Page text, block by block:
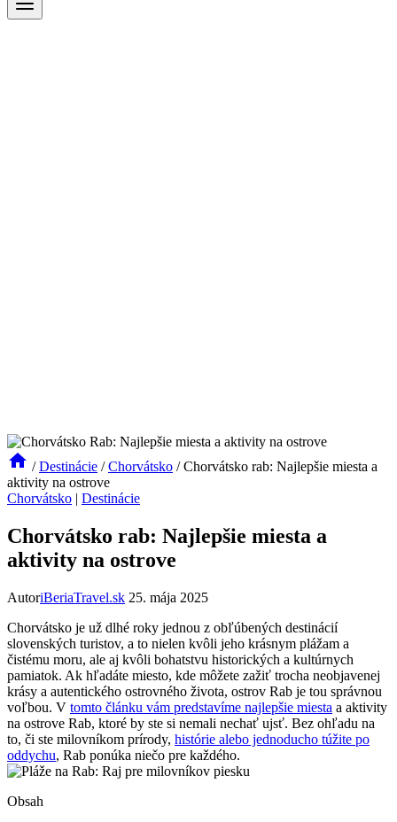
/ Destinácie / Chorvátsko / Chorvátsko rab: Najlepšie miesta a
aktivity na ostrove
Chorvátsko | Destinácie
Chorvátsko rab: Najlepšie miesta a
aktivity na ostrove
AutoriBeriaTravel.sk 25. mája 2025
Chorvátsko je už dlhé roky jednou z obľúbených destinácií
slovenských turistov, a to nielen kvôli jeho krásnym plážam a
čistému moru, ale aj kvôli bohatstvu historických a kultúrnych
pamiatok. Ak hľadáte miesto, kde môžete zažiť trocha neobjavenej
krásy a autentického ostrovného života, ostrov Rab je tou správnou
voľbou. V tomto článku vám predstavíme najlepšie miesta a aktivity
na ostrove Rab, ktoré by ste si nemali nechať ujsť. Bez ohľadu na
to, či ste milovníkom prírody, histórie alebo jednoducho túžite po
oddychu, Rab ponúka niečo pre každého.
Obsah